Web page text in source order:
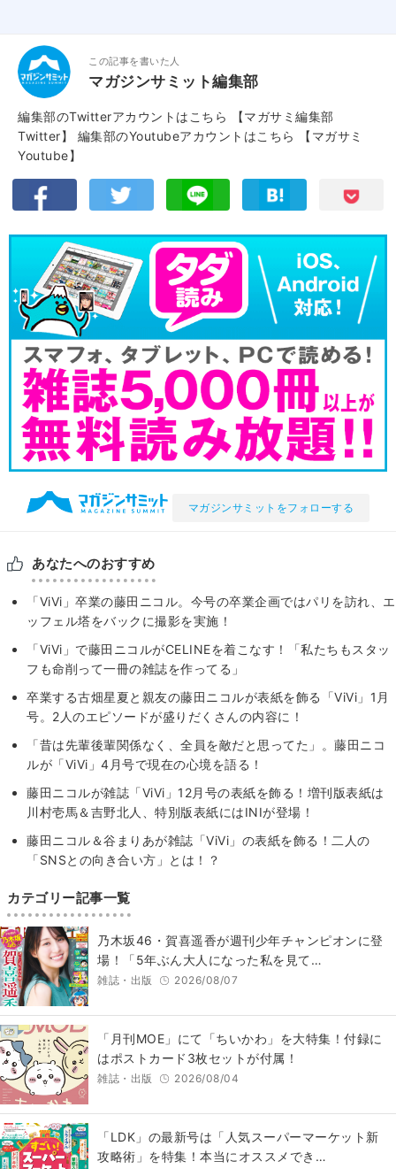
この記事を書いた人
マガジンサミット編集部
編集部のTwitterアカウントはこちら
【マガサミ編集部
Twitter】
編集部のYoutubeアカウントはこちら
【マガサミ
Youtube】
マガジンサミットをフォローする
あなたへのおすすめ
「ViVi」卒業の藤田ニコル。今号の卒業企画ではパリを訪れ、エ
ッフェル塔をバックに撮影を実施！
「ViVi」で藤田ニコルがCELINEを着こなす！「私たちもスタッ
フも命削って一冊の雑誌を作ってる」
卒業する古畑星夏と親友の藤田ニコルが表紙を飾る「ViVi」1月
号。2人のエピソードが盛りだくさんの内容に！
「昔は先輩後輩関係なく、全員を敵だと思ってた」。藤田ニコ
ルが「ViVi」4月号で現在の心境を語る！
藤田ニコルが雑誌「ViVi」12月号の表紙を飾る！増刊版表紙は
川村壱馬＆吉野北人、特別版表紙にはINIが登場！
藤田ニコル＆谷まりあが雑誌「ViVi」の表紙を飾る！二人の
「SNSとの向き合い方」とは！？
カテゴリー記事一覧
乃木坂46・賀喜遥香が週刊少年チャンピオンに登
場！「5年ぶん大人になった私を見て…
雑誌・出版 2026/08/07
「月刊MOE」にて「ちいかわ」を大特集！付録に
はポストカード3枚セットが付属！
雑誌・出版 2026/08/04
「LDK」の最新号は「人気スーパーマーケット新
攻略術」を特集！本当にオススメでき…